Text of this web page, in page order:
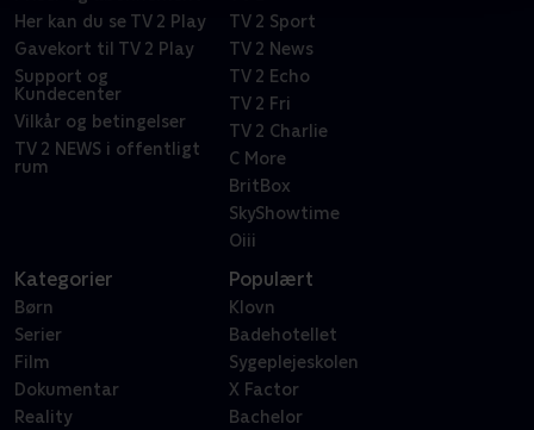
Her kan du se TV 2 Play
Gavekort til TV 2 Play
Support og
Kundecenter
Vilkår og betingelser
TV 2 NEWS i offentligt
rum
TV 2 Sport
TV 2 News
TV 2 Echo
TV 2 Fri
TV 2 Charlie
C More
BritBox
SkyShowtime
Oiii
Kategorier
Børn
Serier
Film
Dokumentar
Reality
Populært
Klovn
Badehotellet
Sygeplejeskolen
X Factor
Bachelor